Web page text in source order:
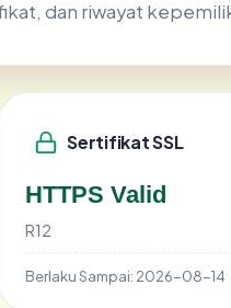
dan riwayat
Sertifikat SSL
HTTPS Valid
R12
Berlaku Sampai: 2026-08-14